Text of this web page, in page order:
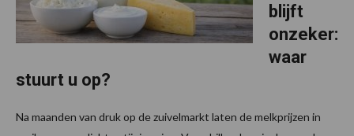
blijft
onzeker:
waar
stuurt u op?
Na maanden van druk op de zuivelmarkt laten de melkprijzen in